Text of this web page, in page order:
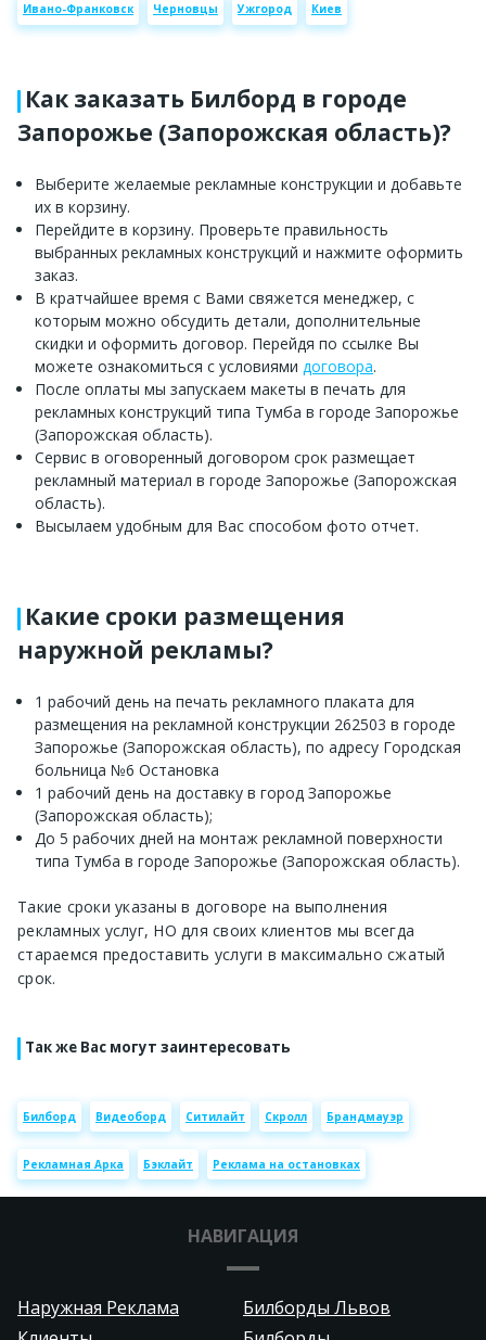
Ивано-Франковск Черновцы Ужгород Киев
Как заказать Билборд в городе
Запорожье (Запорожская область)?
Выберите желаемые рекламные конструкции и добавьте
их в корзину.
Перейдите в корзину. Проверьте правильность
выбранных рекламных конструкций и нажмите оформить
заказ.
В кратчайшее время с Вами свяжется менеджер, с
которым можно обсудить детали, дополнительные
скидки и оформить договор. Перейдя по ссылке Вы
можете ознакомиться с условиями договора.
После оплаты мы запускаем макеты в печать для
рекламных конструкций типа Тумба в городе Запорожье
(Запорожская область).
Сервис в оговоренный договором срок размещает
рекламный материал в городе Запорожье (Запорожская
область).
Высылаем удобным для Вас способом фото отчет.
Какие сроки размещения
наружной рекламы?
1 рабочий день на печать рекламного плаката для
размещения на рекламной конструкции 262503 в городе
Запорожье (Запорожская область), по адресу Городская
больница №6 Остановка
1 рабочий день на доставку в город Запорожье
(Запорожская область);
До 5 рабочих дней на монтаж рекламной поверхности
типа Тумба в городе Запорожье (Запорожская область).
Такие сроки указаны в договоре на выполнения
рекламных услуг, НО для своих клиентов мы всегда
стараемся предоставить услуги в максимально сжатый
срок.
Так же Вас могут заинтересовать
Билборд Видеоборд Ситилайт Скролл Брандмауэр
Рекламная Арка Бэклайт Реклама на остановках
НАВИГАЦИЯ
Наружная Реклама
Билборды Львов